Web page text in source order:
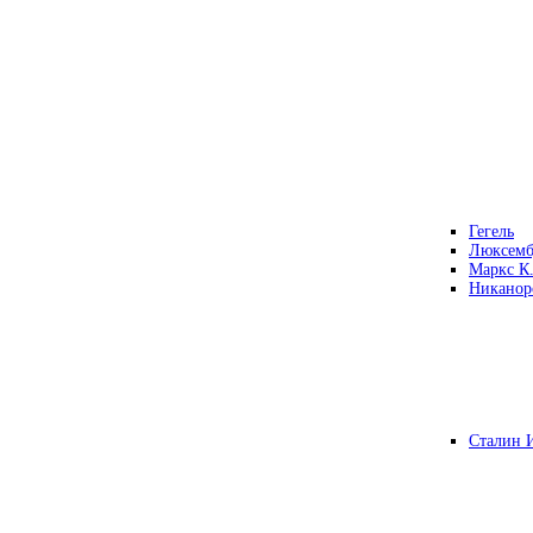
Гегель
Маркс К.
Сталин